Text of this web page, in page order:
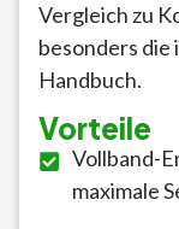
Vergleich zu
besonders die
Handbuch.
Vorteile
Vollband-
maximale